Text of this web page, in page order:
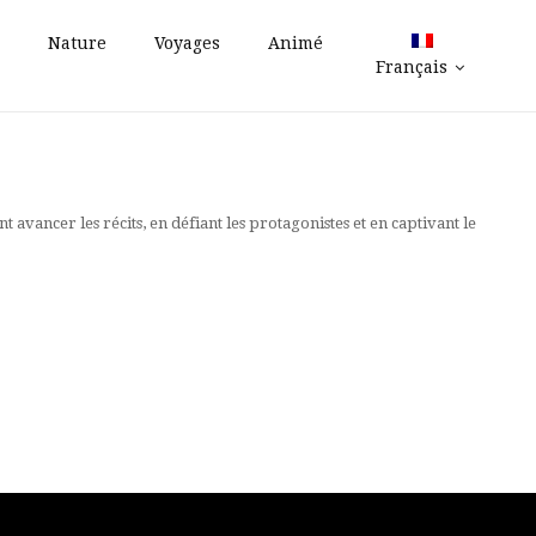
Nature Voyages
Animé
Français
avancer les récits, en défiant les protagonistes et en captivant le